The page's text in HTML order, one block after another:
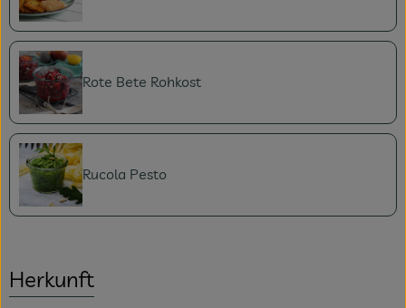
Rote Bete Rohkost
Rucola Pesto
Herkunft